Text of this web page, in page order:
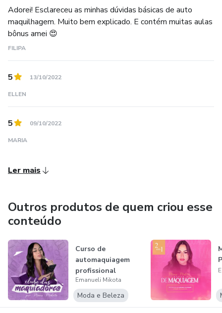
Adorei! Esclareceu as minhas dúvidas básicas de auto
maquilhagem. Muito bem explicado. E contém muitas aulas
bônus amei 😍
FILIPA
5 13/10/2022
ELLEN
5 09/10/2022
MARIA
Ler mais
Outros produtos de quem criou esse
conteúdo
Curso de
automaquiagem
profissional
Emanueli Mikota
Moda e Beleza